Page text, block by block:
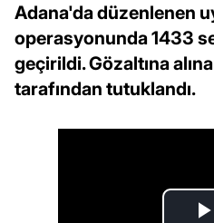
Adana'da düzenlenen
operasyonunda 1433
geçirildi. Gözaltına
tarafından tutuklandı.